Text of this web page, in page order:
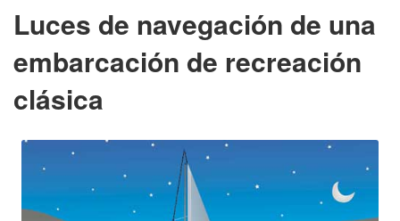
Luces de navegación de una
embarcación de recreación
clásica